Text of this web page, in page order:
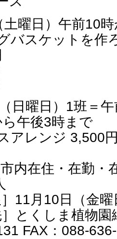
土曜日）午前10
バスケットを作
日曜日）1班＝
午後3時まで
[内容]クリスマスアレンジ
市内在住・在勤・
］11月10日（金
］とくしま植物
FAX：088-